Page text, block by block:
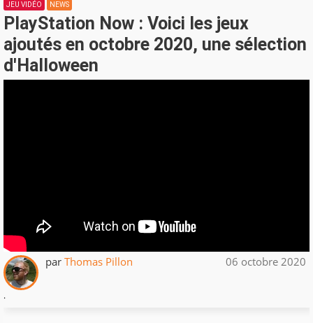
JEU VIDÉO NEWS
PlayStation Now : Voici les jeux
ajoutés en octobre 2020, une sélection
d'Halloween
par Thomas Pillon 06 octobre 2020
.